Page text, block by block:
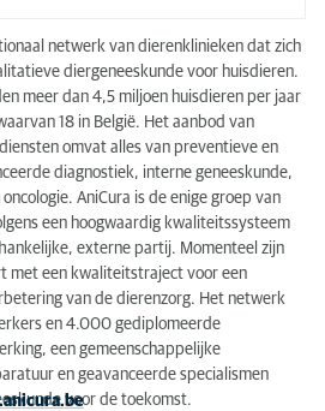
netwerk van dierenklinieken dat zich
diergeneeskunde voor huisdieren.
meer dan 4,5 miljoen huisdieren per jaar
18 in België. Het aanbod van
omvat alles van preventieve en
diagnostiek, interne geneeskunde,
AniCura is de enige groep van
een hoogwaardig kwaliteitssysteem
externe partij. Momenteel zijn
met een kwaliteitstraject voor een
van de dierenzorg. Het netwerk
en 4.000 gediplomeerde
een gemeenschappelijke
en geavanceerde specialismen
voor de toekomst.